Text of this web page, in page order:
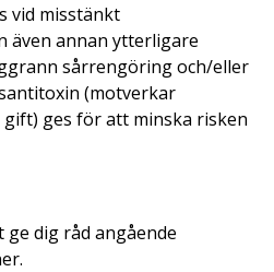
vid misstänkt
även annan ytterligare
sårrengöring och/eller
(motverkar
ges för att minska risken
dig råd angående